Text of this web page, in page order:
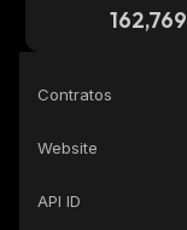
162,769
Contratos
Website
API ID